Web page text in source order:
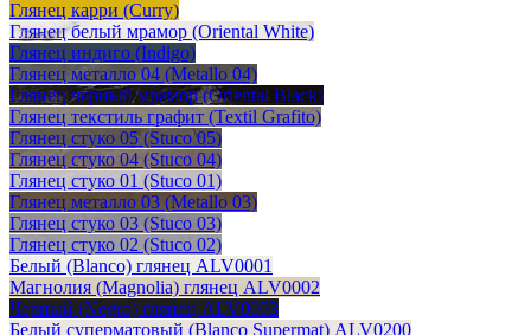
Глянец карри (Curry)
Глянец белый мрамор (Oriental White)
Глянец индиго (Indigo)
Глянец металло 04 (Metallo 04)
Глянец черный мрамор (Oriental Black)
Глянец текстиль графит (Textil Grafito)
Глянец стуко 05 (Stuco 05)
Глянец стуко 04 (Stuco 04)
Глянец стуко 01 (Stuco 01)
Глянец металло 03 (Metallo 03)
Глянец стуко 03 (Stuco 03)
Глянец стуко 02 (Stuco 02)
Белый (Blanco) глянец ALV0001
Магнолия (Magnolia) глянец ALV0002
Черный (Negro) глянец ALV0003
Белый суперматовый (Blanco Supermat) ALV0200